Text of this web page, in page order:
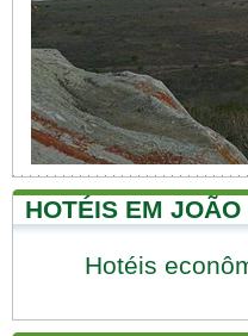
HOTÉIS EM
Hotéis